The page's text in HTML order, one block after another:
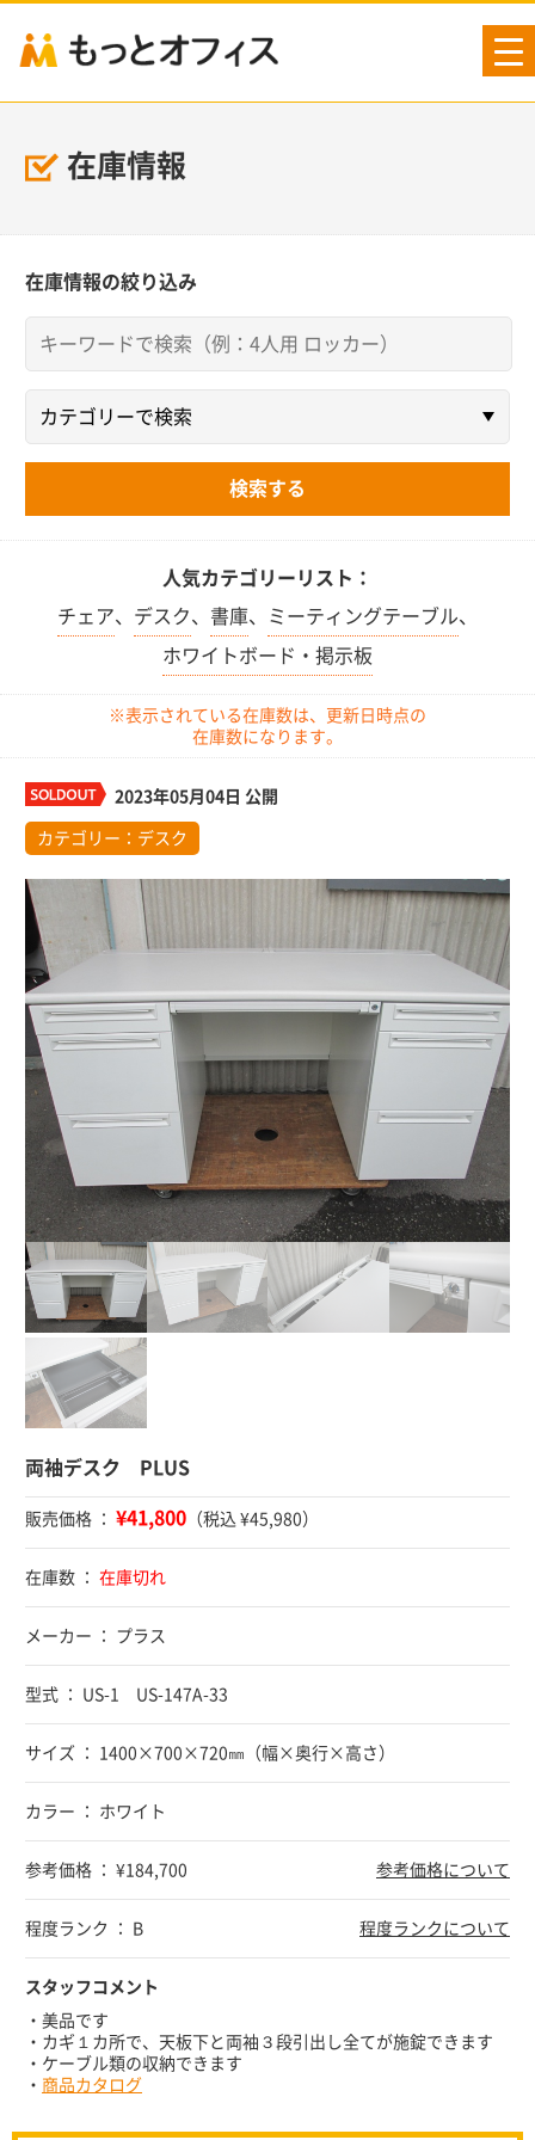
在庫情報
在庫情報の絞り込み
人気カテゴリーリスト：
チェア、 デスク、 書庫、 ミーティングテーブル、
ホワイトボード・掲示板
※表示されている在庫数は、更新日時点の
在庫数になります。
2023年05月04日 公開
カテゴリー： デスク
両袖デスク PLUS
販売価格 ： ¥41,800 （税込 ¥45,980）
在庫数 ： 在庫切れ
メーカー ： プラス
型式 ： US-1 US-147A-33
サイズ ： 1400×700×720㎜（幅×奥行×高さ）
カラー ： ホワイト
参考価格 ： ¥184,700 参考価格について
程度ランク ： B 程度ランクについて
スタッフコメント
・美品です
・カギ１カ所で、天板下と両袖３段引出し全てが施錠できます
・ケーブル類の収納できます
・ 商品カタログ